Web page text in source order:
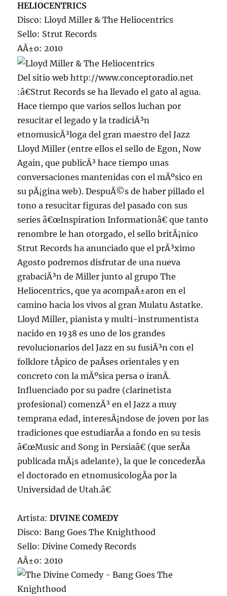
HELIOCENTRICS
Disco: Lloyd Miller & The Heliocentrics
Sello: Strut Records
AÃ±o: 2010
Del sitio web http://www.conceptoradio.net
:â€Strut Records se ha llevado el gato al agua.
Hace tiempo que varios sellos luchan por
resucitar el legado y la tradiciÃ³n
etnomusicÃ³loga del gran maestro del Jazz
Lloyd Miller (entre ellos el sello de Egon, Now
Again, que publicÃ³ hace tiempo unas
conversaciones mantenidas con el mÃºsico en
su pÃ¡gina web). DespuÃ©s de haber pillado el
tono a resucitar figuras del pasado con sus
series â€œInspiration Informationâ€ que tanto
renombre le han otorgado, el sello britÃ¡nico
Strut Records ha anunciado que el prÃ³ximo
Agosto podremos disfrutar de una nueva
grabaciÃ³n de Miller junto al grupo The
Heliocentrics, que ya acompaÃ±aron en el
camino hacia los vivos al gran Mulatu Astatke.
Lloyd Miller, pianista y multi-instrumentista
nacido en 1938 es uno de los grandes
revolucionarios del Jazz en su fusiÃ³n con el
folklore tÃ­pico de paÃ­ses orientales y en
concreto con la mÃºsica persa o iranÃ­.
Influenciado por su padre (clarinetista
profesional) comenzÃ³ en el Jazz a muy
temprana edad, interesÃ¡ndose de joven por las
tradiciones que estudiarÃ­a a fondo en su tesis
â€œMusic and Song in Persiaâ€ (que serÃ­a
publicada mÃ¡s adelante), la que le concederÃ­a
el doctorado en etnomusicologÃ­a por la
Universidad de Utah.â€
Artista:DIVINE COMEDY
Disco: Bang Goes The Knighthood
Sello: Divine Comedy Records
AÃ±o: 2010